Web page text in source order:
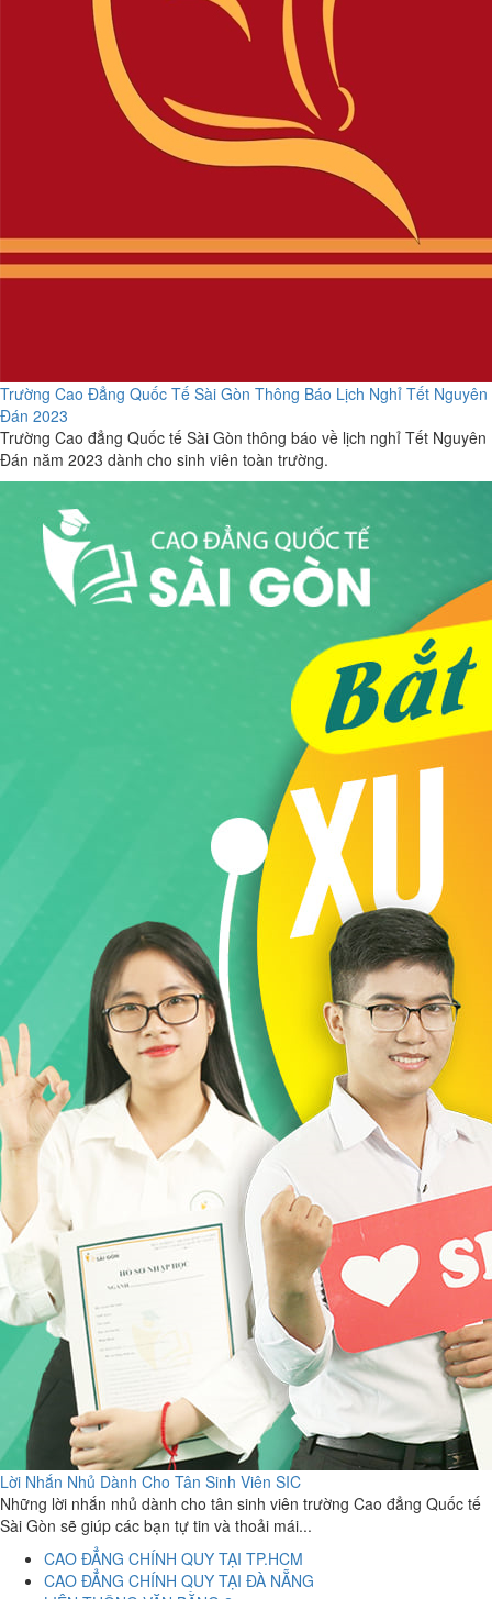
Trường Cao Đẳng Quốc Tế Sài Gòn Thông Báo Lịch Nghỉ Tết Nguyên
Đán 2023
Trường Cao đẳng Quốc tế Sài Gòn thông báo về lịch nghỉ Tết Nguyên
Đán năm 2023 dành cho sinh viên toàn trường.
Lời Nhắn Nhủ Dành Cho Tân Sinh Viên SIC
Những lời nhắn nhủ dành cho tân sinh viên trường Cao đẳng Quốc tế
Sài Gòn sẽ giúp các bạn tự tin và thoải mái...
CAO ĐẲNG CHÍNH QUY TẠI TP.HCM
CAO ĐẲNG CHÍNH QUY TẠI ĐÀ NẴNG